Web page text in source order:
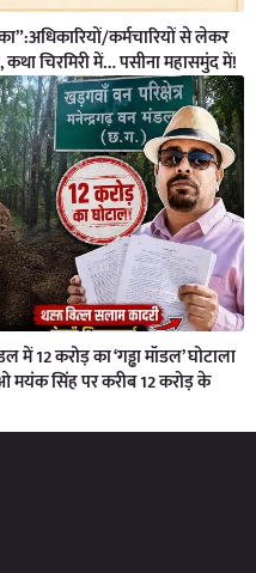
कर्मचारियों से लेकर
चिरमिरी में… पसीना महासमुंद में!
12 करोड़ का ‘गड्ढा मॉडल’ घोटाला
मयंक सिंह पर करीब 12 करोड़ के